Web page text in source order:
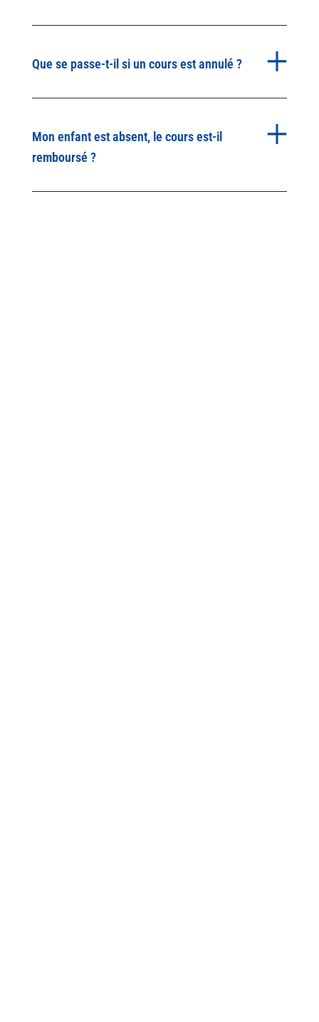
Que se passe-t-il si un cours est annulé ?
Mon enfant est absent, le cours est-il
remboursé ?